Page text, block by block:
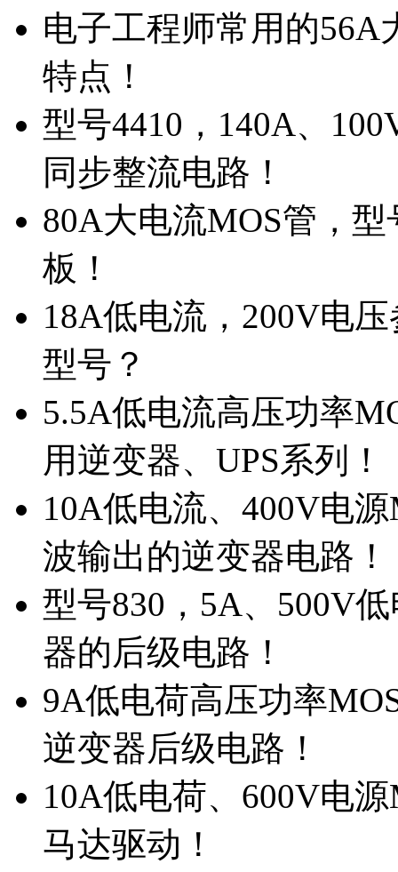
电子工程师常用的56A
特点！
型号4410，140A、
同步整流电路！
80A大电流MOS管，
板！
18A低电流，200V电
型号？
5.5A低电流高压功率
用逆变器、UPS系列！
10A低电流、400V电
波输出的逆变器电路！
型号830，5A、500V
器的后级电路！
9A低电荷高压功率
逆变器后级电路！
10A低电荷、600V电
马达驱动！